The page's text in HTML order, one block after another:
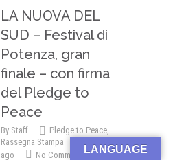
LA NUOVA DEL
SUD – Festival di
Potenza, gran
finale – con firma
del Pledge to
Peace
By Staff Pledge to Peace,
Rassegna Stampa
11 anni
ago
No Comments 0
LANGUAGE